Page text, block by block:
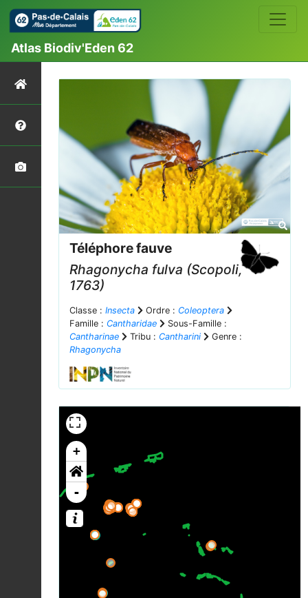
Atlas Biodiv'Eden 62
Téléphore fauve
Rhagonycha fulva (Scopoli,
1763)
Classe : Insecta Ordre : Coleoptera
Famille : Cantharidae
Sous-Famille :
Cantharinae
Tribu : Cantharini
Genre :
Rhagonycha
+
-